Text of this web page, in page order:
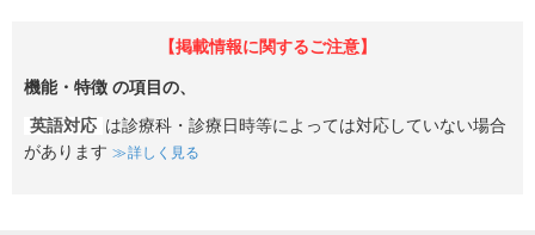
【掲載情報に関するご注意】
機能・特徴 の項目の、
英語対応 は診療科・診療日時等によっては対応していない場合
があります
詳しく見る